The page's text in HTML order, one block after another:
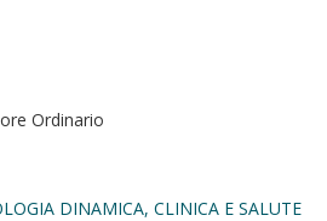
Ordinario
DINAMICA, CLINICA E SALUTE